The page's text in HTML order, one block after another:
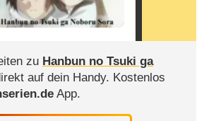
zu Hanbun no Tsuki ga
auf dein Handy. Kostenlos
App.